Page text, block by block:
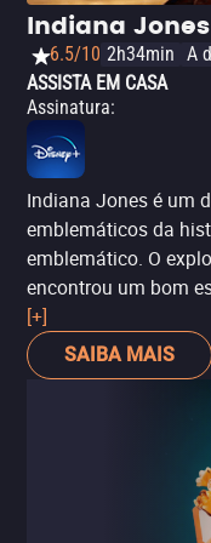
atitudes
Indiana
6.5/10 2h34min A
ASSISTA EM CASA
Assinatura:
Indiana Jones é um
emblemáticos da
emblemático. O
encontrou um bom
música-tema
trás de Indy. Assim,
Indiana Jones e o
retornou para o
Jones para
metragem se passa
encaixar em um
[+]
SAIBA MAIS